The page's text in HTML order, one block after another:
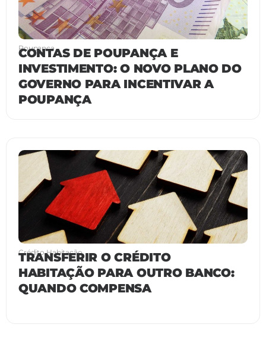
Poupança
CONTAS DE POUPANÇA E
INVESTIMENTO: O NOVO PLANO DO
GOVERNO PARA INCENTIVAR A
POUPANÇA
Crédito Habitação
TRANSFERIR O CRÉDITO
HABITAÇÃO PARA OUTRO BANCO:
QUANDO COMPENSA